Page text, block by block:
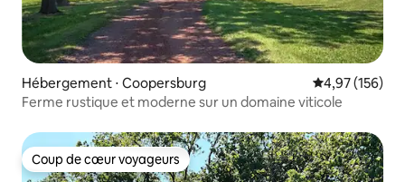
Hébergement ⋅ Coopersburg Évaluation
4,97 (156)
Ferme rustique et moderne sur un domaine viticole
Coup de cœur voyageurs
Coup de cœur voyageurs